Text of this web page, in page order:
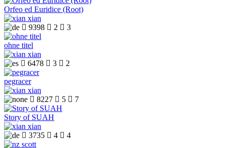
Orfeo ed Euridice (Root)
xian
 9398  2  3
ohne titel
xian
 6478  3  2
pegracer
xian
 8227  5  7
Story of SUAH
xian
 3735  4  4